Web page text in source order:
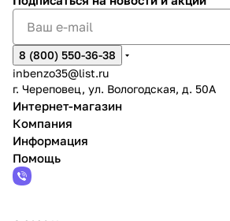
8 (800) 550-36-38
inbenzo35@list.ru
г. Череповец, ул. Вологодская, д. 50А
Интернет-магазин
Компания
Информация
Помощь